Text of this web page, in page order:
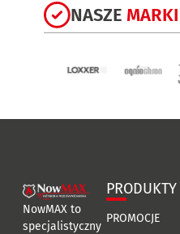
NASZE MARKI
NowMAX to
specjalistyczny
PRODUKTY
PROMOCJE